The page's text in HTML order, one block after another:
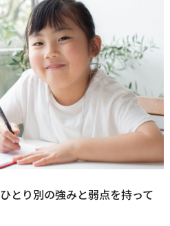
とり別の強みと弱点を持って